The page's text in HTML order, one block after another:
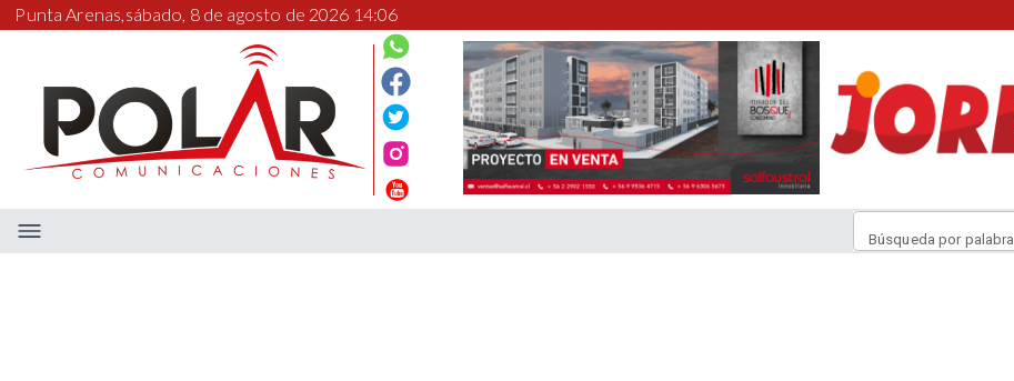
Punta Arenas,sábado, 8 de agosto de 2026 14:06
Búsqueda por palabra